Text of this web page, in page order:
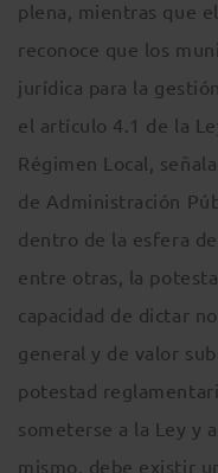
plena, mientras que
reconoce que los
jurídica para la
el artículo 4.1 de la
Régimen Local,
de Administración
dentro de la esfera
entre otras, la
capacidad de dictar
general y de valor
potestad
someterse a la Ley y
mismo, debe existir